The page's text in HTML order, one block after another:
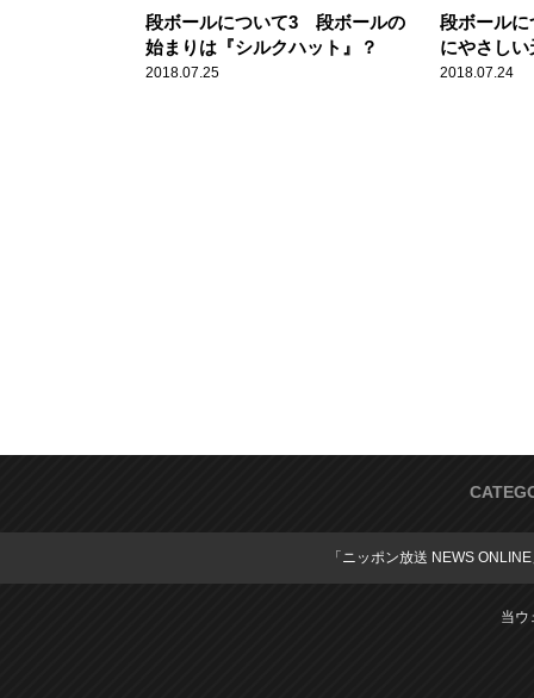
段ボールについて3 段ボールの
始まりは『シルクハット』？
2018.07.25
段ボール
にやさし
2018.07.24
「ニッポン放送 NEWS
当ウ